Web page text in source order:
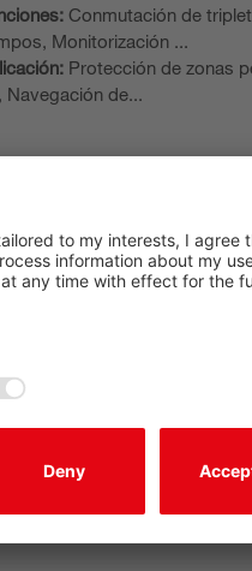
Conmutación de
Monitorización ...
Protección de zonas
Navegación de...
láser de seguridad
Conmutación de
Monitorización ...
Protección de...